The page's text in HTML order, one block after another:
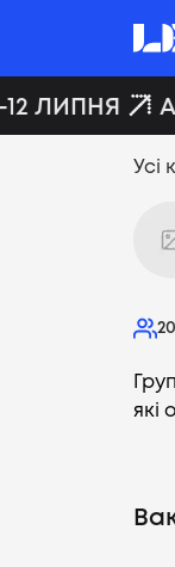
ЛИПНЯ
Усі
які